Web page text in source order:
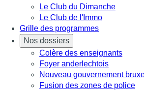
Le Club du Dimanche
Le Club de l'Immo
Grille des programmes
Nos dossiers
Colère des enseignants
Foyer anderlechtois
Nouveau gouvernement
Fusion des zones de police